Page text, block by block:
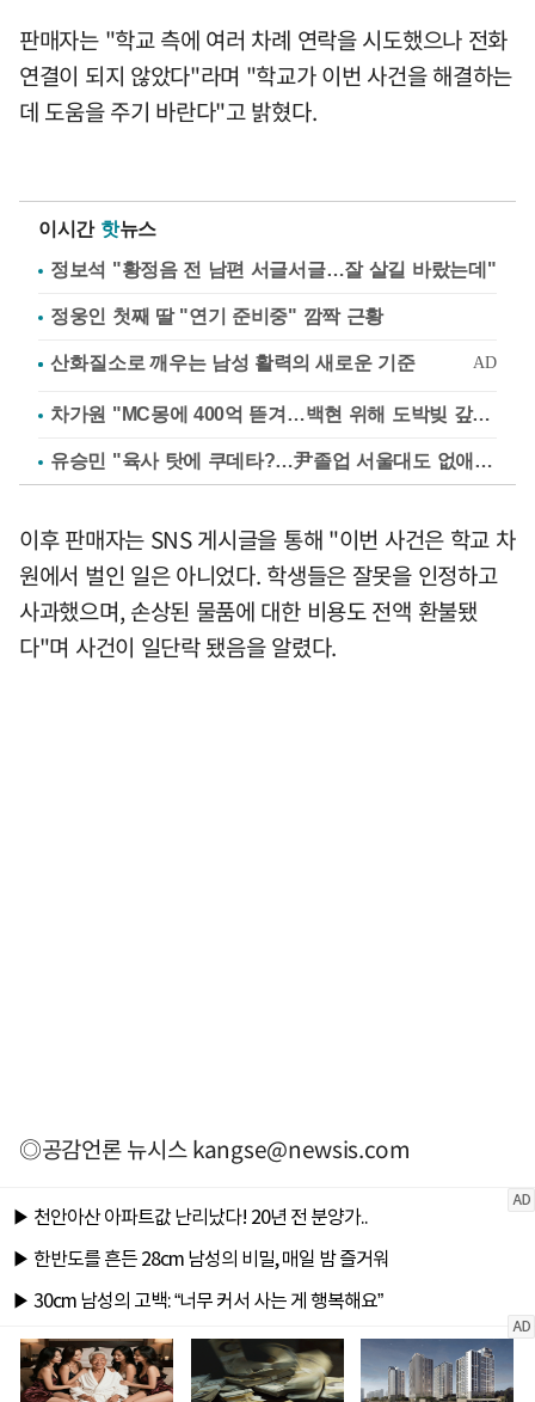
판매자는 "학교 측에 여러 차례 연락을 시도했으나 전화
연결이 되지 않았다"라며 "학교가 이번 사건을 해결하는
데 도움을 주기 바란다"고 밝혔다.
이시간 핫뉴스
정보석 "황정음 전 남편 서글서글…잘 살길 바랐는데"
정웅인 첫째 딸 "연기 준비중" 깜짝 근황
차가원 "MC몽에 400억 뜯겨…백현 위해 도박빚 갚아줘"
유승민 "육사 탓에 쿠데타?…尹졸업 서울대도 없애나"
이후 판매자는 SNS 게시글을 통해 "이번 사건은 학교 차
원에서 벌인 일은 아니었다. 학생들은 잘못을 인정하고
사과했으며, 손상된 물품에 대한 비용도 전액 환불됐
다"며 사건이 일단락 됐음을 알렸다.
◎공감언론 뉴시스kangse@newsis.com